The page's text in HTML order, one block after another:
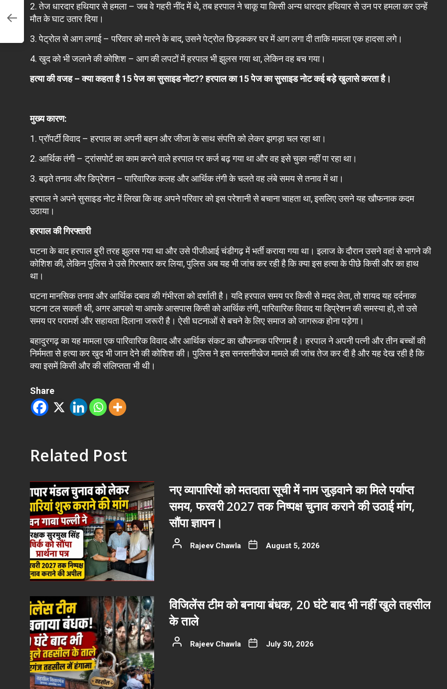
2. तेज धारदार हथियार से हमला – जब वे गहरी नींद में थे, तब हरपाल ने चाकू या किसी अन्य धारदार हथियार से उन पर हमला कर उन्हें
मौत के घाट उतार दिया।
3. पेट्रोल से आग लगाई – परिवार को मारने के बाद, उसने पेट्रोल छिड़ककर घर में आग लगा दी ताकि मामला एक हादसा लगे।
4. खुद को भी जलाने की कोशिश – आग की लपटों में हरपाल भी झुलस गया था, लेकिन वह बच गया।
हत्या की वजह – क्या कहता है 15 पेज का सुसाइड नोट??हरपाल का 15 पेज का सुसाइड नोट कई बड़े खुलासे करता है।
मुख्य कारण:
1. प्रॉपर्टी विवाद – हरपाल का अपनी बहन और जीजा के साथ संपत्ति को लेकर झगड़ा चल रहा था।
2. आर्थिक तंगी – ट्रांसपोर्ट का काम करने वाले हरपाल पर कर्ज बढ़ गया था और वह इसे चुका नहीं पा रहा था।
3. बढ़ते तनाव और डिप्रेशन – पारिवारिक कलह और आर्थिक तंगी के चलते वह लंबे समय से तनाव में था।
हरपाल ने अपने सुसाइड नोट में लिखा कि वह अपने परिवार को इस परेशानी से बचाना चाहता था, इसलिए उसने यह खौफनाक कदम
उठाया।
हरपाल की गिरफ्तारी
घटना के बाद हरपाल बुरी तरह झुलस गया था और उसे पीजीआई चंडीगढ़ में भर्ती कराया गया था। इलाज के दौरान उसने वहां से भागने की
कोशिश की, लेकिन पुलिस ने उसे गिरफ्तार कर लिया, पुलिस अब यह भी जांच कर रही है कि क्या इस हत्या के पीछे किसी और का हाथ
था।
घटना मानसिक तनाव और आर्थिक दबाव की गंभीरता को दर्शाती है। यदि हरपाल समय पर किसी से मदद लेता, तो शायद यह दर्दनाक
घटना टल सकती थी, अगर आपको या आपके आसपास किसी को आर्थिक तंगी, पारिवारिक विवाद या डिप्रेशन की समस्या हो, तो उसे
समय पर परामर्श और सहायता दिलाना जरूरी है। ऐसी घटनाओं से बचने के लिए समाज को जागरूक होना पड़ेगा।
बहादुरगढ़ का यह मामला एक पारिवारिक विवाद और आर्थिक संकट का खौफनाक परिणाम है। हरपाल ने अपनी पत्नी और तीन बच्चों की
निर्ममता से हत्या कर खुद भी जान देने की कोशिश की। पुलिस ने इस सनसनीखेज मामले की जांच तेज कर दी है और यह देख रही है कि
क्या इसमें किसी और की संलिप्तता भी थी।
Share
Related Post
नए व्यापारियों को मतदाता सूची में नाम जुड़वाने का मिले पर्याप्त
समय, फरवरी 2027 तक निष्पक्ष चुनाव कराने की उठाई मांग,
सौंपा ज्ञापन।
Rajeev Chawla August 5, 2026
विजिलेंस टीम को बनाया बंधक, 20 घंटे बाद भी नहीं खुले तहसील
के ताले
Rajeev Chawla July 30, 2026